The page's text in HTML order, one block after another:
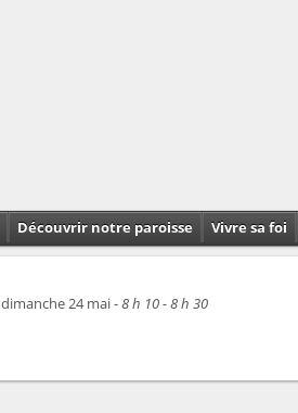
Découvrir notre paroisse Vivre sa foi
dimanche 24 mai -8 h 10 - 8 h 30